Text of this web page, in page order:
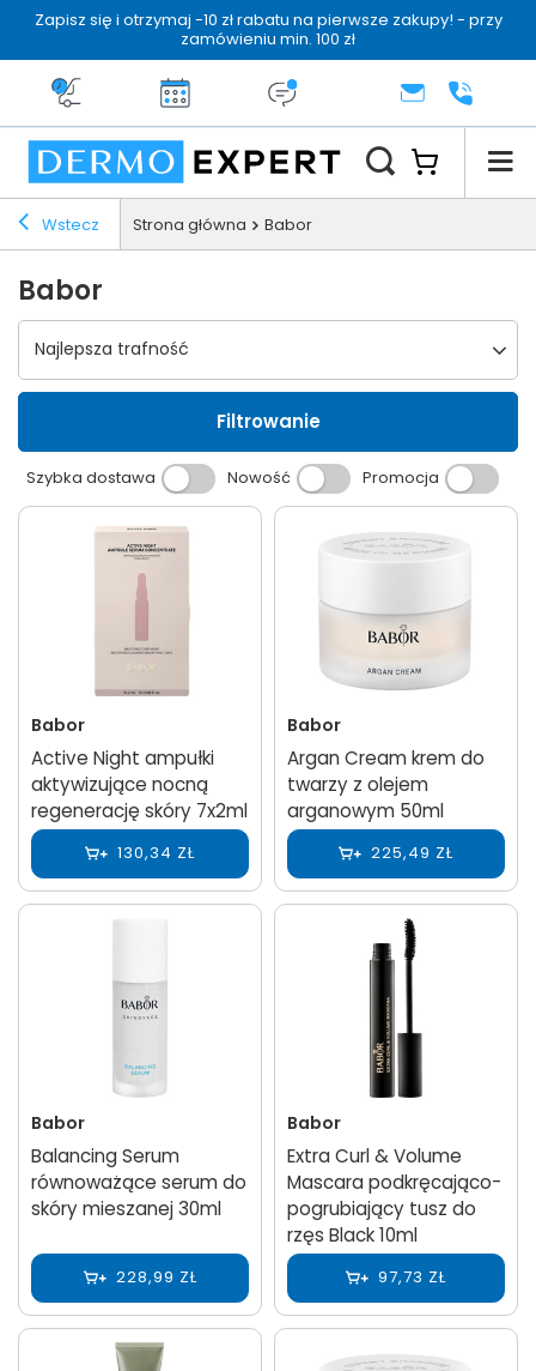
Zapisz się i otrzymaj -10 zł rabatu na pierwsze zakupy! - przy
zamówieniu min. 100 zł
Darmowa dostawa od 199 zł
14 dni na zwrotDermo konsultacjaKONTAKT+48 222
Wstecz Strona główna Babor
Babor
Wybierz sortowanie
Najlepsza trafność
Filtrowanie
Szybka dostawa Nowość Promocja
Babor
Active Night ampułki
aktywizujące nocną
regenerację skóry 7x2ml
130,34 ZŁ
Babor
Argan Cream krem do
twarzy z olejem
arganowym 50ml
225,49 ZŁ
Babor
Balancing Serum
równoważące serum do
skóry mieszanej 30ml
228,99 ZŁ
Babor
Extra Curl & Volume
Mascara podkręcająco-
pogrubiający tusz do
rzęs Black 10ml
97,73 ZŁ